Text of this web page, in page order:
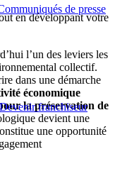
de presse
Devenir franchiseur
en développant votre
l’un des leviers les
collectif.
dans une démarche
économique
la préservation de
devient une
une opportunité